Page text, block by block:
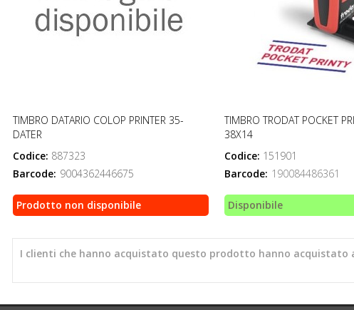
TIMBRO DATARIO COLOP PRINTER 35-
DATER
Codice: 887323
Barcode: 9004362446675
Prodotto non disponibile
TIMBRO TRODAT POCKET
38X14
Codice: 151901
Barcode: 190084486361
Disponibile
I clienti che hanno acquistato questo prodotto hanno acquistato